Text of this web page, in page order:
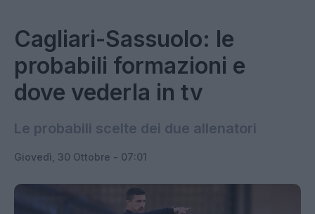
Cagliari-Sassuolo: le
probabili formazioni e
dove vederla in tv
Le probabili scelte dei due allenatori
Giovedì, 30 Ottobre - 07:01